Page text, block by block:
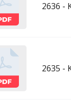
2636 -
2635 -